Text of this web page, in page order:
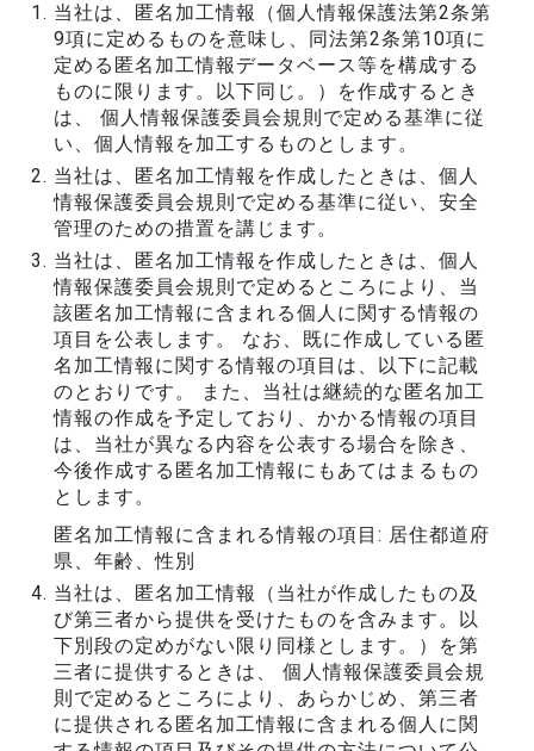
当社は、匿名加工情報（個人情報保護法第2条第
9項に定めるものを意味し、同法第2条第10項に
定める匿名加工情報データベース等を構成する
ものに限ります。以下同じ。）を作成するとき
は、 個人情報保護委員会規則で定める基準に従
い、個人情報を加工するものとします。
当社は、匿名加工情報を作成したときは、個人
情報保護委員会規則で定める基準に従い、安全
管理のための措置を講じます。
当社は、匿名加工情報を作成したときは、個人
情報保護委員会規則で定めるところにより、当
該匿名加工情報に含まれる個人に関する情報の
項目を公表します。 なお、既に作成している匿
名加工情報に関する情報の項目は、以下に記載
のとおりです。 また、当社は継続的な匿名加工
情報の作成を予定しており、かかる情報の項目
は、当社が異なる内容を公表する場合を除き、
今後作成する匿名加工情報にもあてはまるもの
とします。
匿名加工情報に含まれる情報の項目: 居住都道府
県、年齢、性別
当社は、匿名加工情報（当社が作成したもの及
び第三者から提供を受けたものを含みます。以
下別段の定めがない限り同様とします。）を第
三者に提供するときは、 個人情報保護委員会規
則で定めるところにより、あらかじめ、第三者
に提供される匿名加工情報に含まれる個人に関